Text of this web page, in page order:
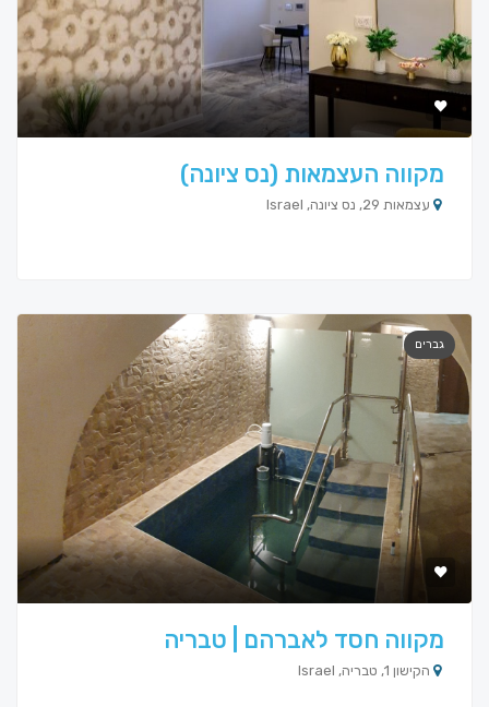
מקווה העצמאות (נס ציונה)
עצמאות 29, נס ציונה, Israel
גברים
מקווה חסד לאברהם | טבריה
הקישון 1, טבריה, Israel